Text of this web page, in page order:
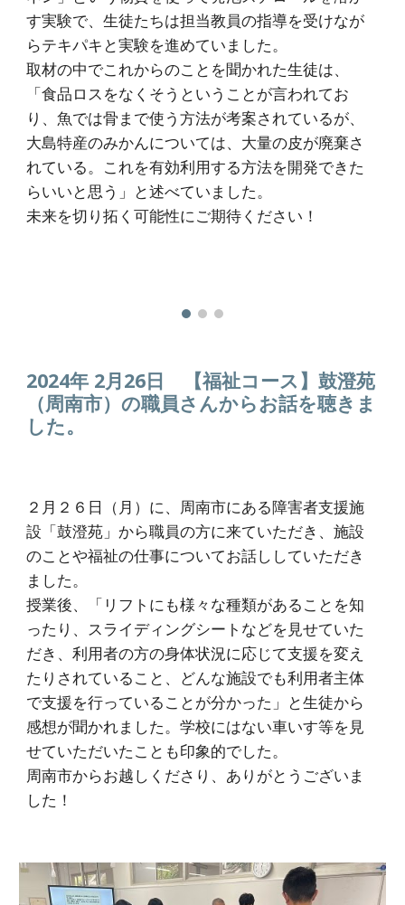
す実験で、生徒たちは担当教員の指導を受けなが
らテキパキと実験を進めていました。
取材の中でこれからのことを聞かれた生徒は、
「食品ロスをなくそうということが言われてお
り、魚では骨まで使う方法が考案されているが、
大島特産のみかんについては、大量の皮が廃棄さ
れている。これを有効利用する方法を開発できた
らいいと思う」と述べていました。
未来を切り拓く可能性にご期待ください！
2024年 2月26日
【福祉コース】鼓澄苑
（周南市）の職員さんからお話を聴きま
した。
２月２６日（月）に、周南市にある障害者支援施
設「鼓澄苑」から職員の方に来ていただき、施設
のことや福祉の仕事についてお話ししていただき
ました。
授業後、「リフトにも様々な種類があることを知
ったり、スライディングシートなどを見せていた
だき、利用者の方の身体状況に応じて支援を変え
たりされていること、どんな施設でも利用者主体
で支援を行っていることが分かった」と生徒から
感想が聞かれました。学校にはない車いす等を見
せていただいたことも印象的でした。
周南市からお越しくださり、ありがとうございま
した！